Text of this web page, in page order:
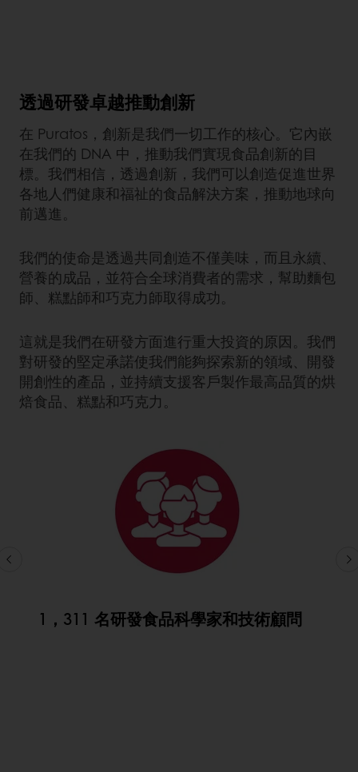
透過研發卓越推動創新
在 Puratos，創新是我們一切工作的核心。它內嵌
在我們的 DNA 中，推動我們實現食品創新的目
標。我們相信，透過創新，我們可以創造促進世界
各地人們健康和福祉的食品解決方案，推動地球向
前邁進。
我們的使命是透過共同創造不僅美味，而且永續、
營養的成品，並符合全球消費者的需求，幫助麵包
師、糕點師和巧克力師取得成功。
這就是我們在研發方面進行重大投資的原因。我們
對研發的堅定承諾使我們能夠探索新的領域、開發
開創性的產品，並持續支援客戶製作最高品質的烘
焙食品、糕點和巧克力。
1，311 名研發食品科學家和技術顧問